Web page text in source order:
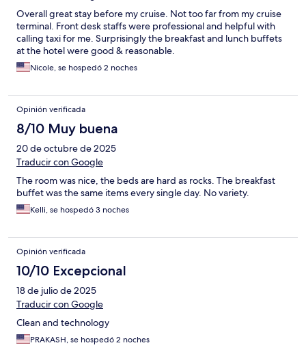
Overall great stay before my cruise. Not too far from my cruise
terminal. Front desk staffs were professional and helpful with
calling taxi for me. Surprisingly the breakfast and lunch buffets
at the hotel were good & reasonable.
Nicole, se hospedó 2 noches
Opinión verificada
8/10 Muy buena
20 de octubre de 2025
Traducir con Google
The room was nice, the beds are hard as rocks. The breakfast
buffet was the same items every single day. No variety.
Kelli, se hospedó 3 noches
Opinión verificada
10/10 Excepcional
18 de julio de 2025
Traducir con Google
Clean and technology
PRAKASH, se hospedó 2 noches